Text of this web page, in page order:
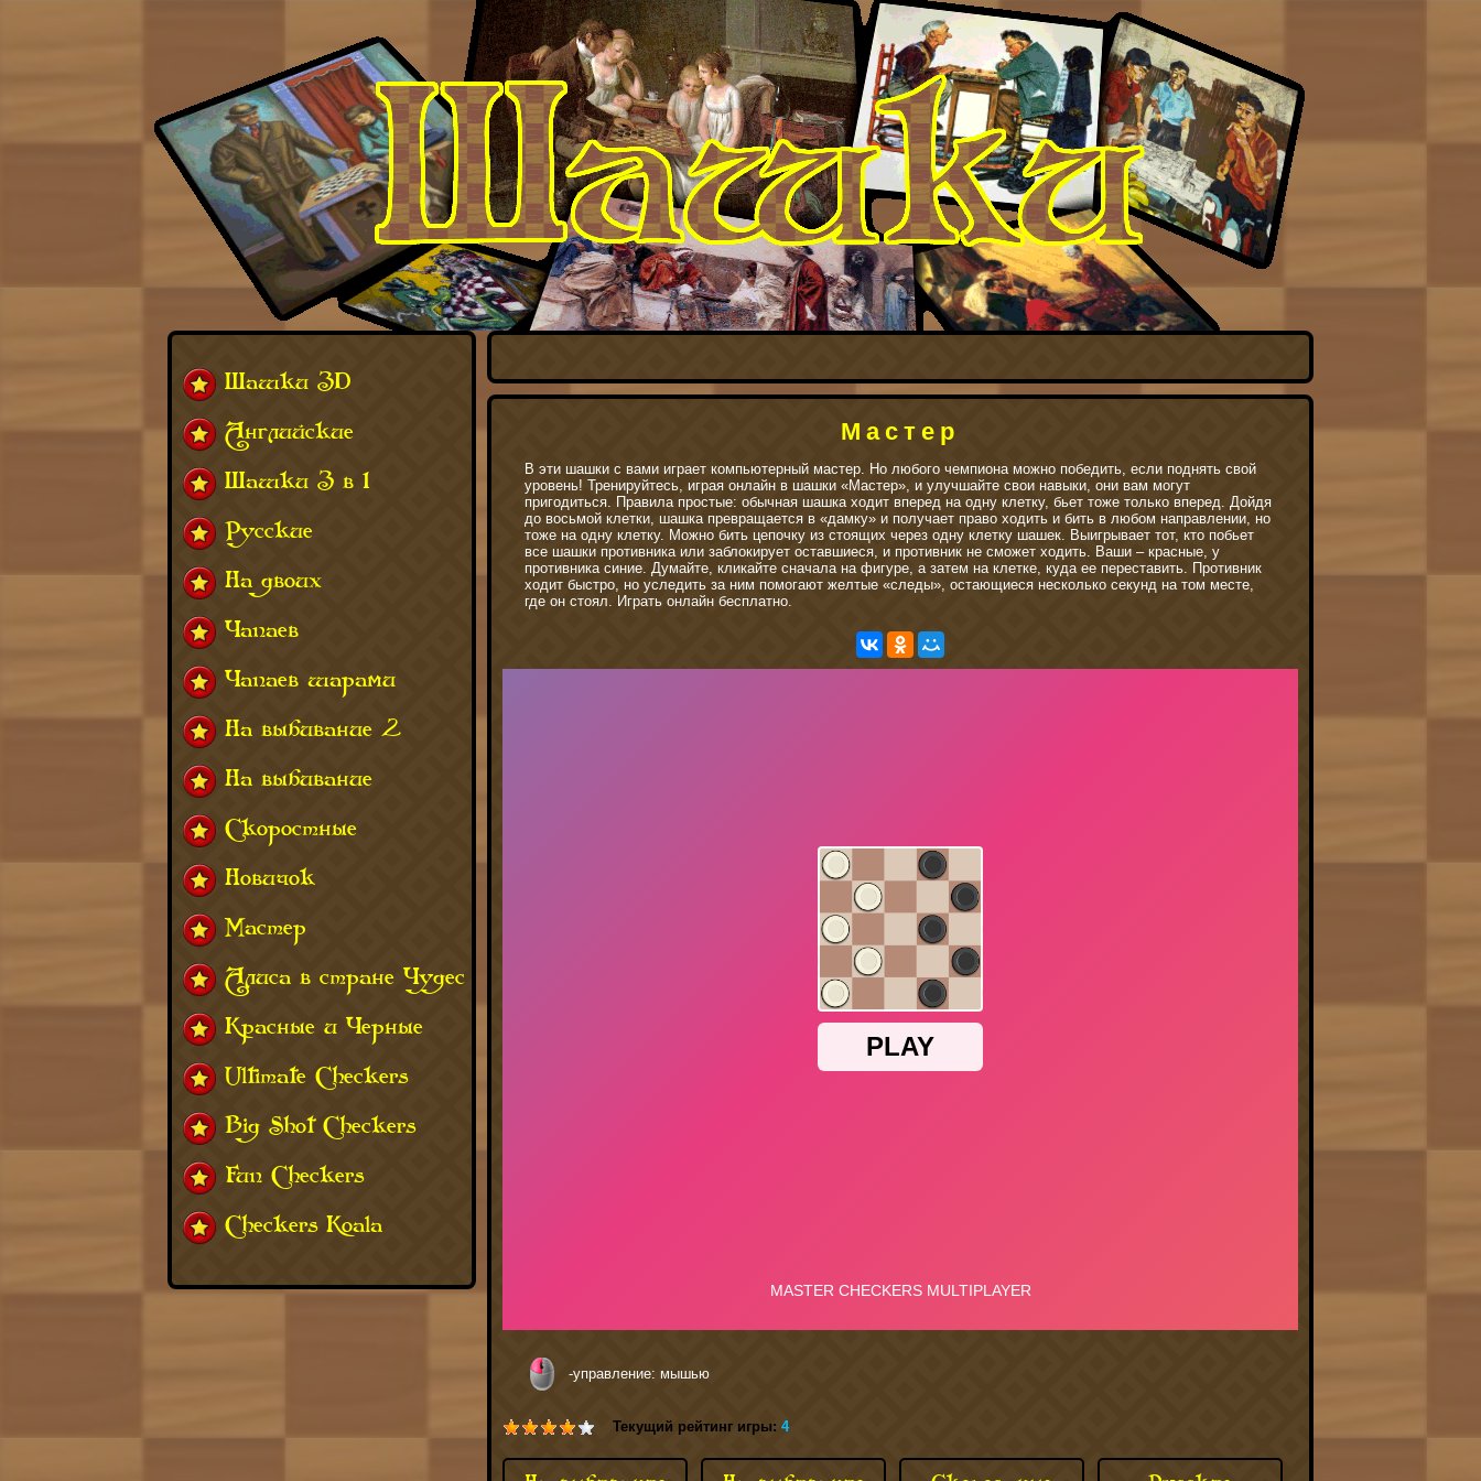
Мастер
В эти шашки с вами играет компьютерный мастер. Но любого чемпиона можно победить, если поднять свой
уровень! Тренируйтесь, играя онлайн в шашки «Мастер», и улучшайте свои навыки, они вам могут
пригодиться. Правила простые: обычная шашка ходит вперед на одну клетку, бьет тоже только вперед. Дойдя
до восьмой клетки, шашка превращается в «дамку» и получает право ходить и бить в любом направлении, но
тоже на одну клетку. Можно бить цепочку из стоящих через одну клетку шашек. Выигрывает тот, кто побьет
все шашки противника или заблокирует оставшиеся, и противник не сможет ходить. Ваши – красные, у
противника синие. Думайте, кликайте сначала на фигуре, а затем на клетке, куда ее переставить. Противник
ходит быстро, но уследить за ним помогают желтые «следы», остающиеся несколько секунд на том месте,
где он стоял. Играть онлайн бесплатно.
-управление: мышью
Текущий рейтинг игры: 4
Шашки 3D
Английские
Шашки 3 в 1
Русские
На двоих
Чапаев
Чапаев шарами
На выбивание 2
На выбивание
Скоростные
Новичок
Мастер
Алиса в стране Чудес
Красные и Черные
Ultimate Checkers
Big Shot Checkers
Fun Checkers
Checkers Koala